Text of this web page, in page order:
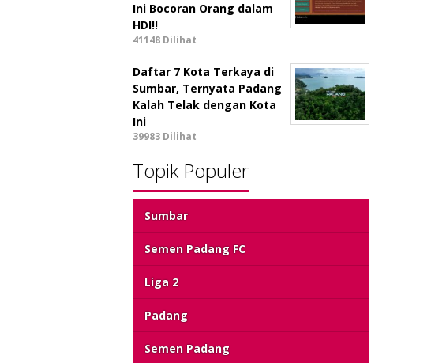
Ini Bocoran Orang dalam
HDI!!
41148 Dilihat
Daftar 7 Kota Terkaya di
Sumbar, Ternyata Padang
Kalah Telak dengan Kota
Ini
39983 Dilihat
Topik Populer
Sumbar
Semen Padang FC
Liga 2
Padang
Semen Padang